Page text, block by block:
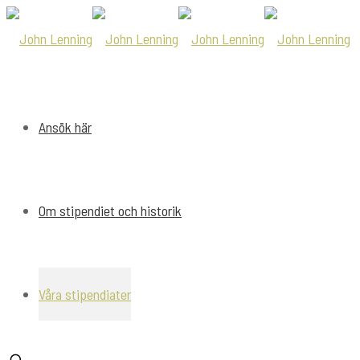
Ansök här
Om stipendiet och historik
Våra stipendiater